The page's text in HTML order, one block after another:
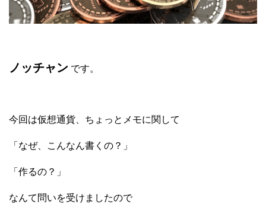
ノッチャン です。
今回は仮想通貨、ちょっとメモに関して
「なぜ、こんなん書くの？」
「作るの？」
なんて問いを受けましたので